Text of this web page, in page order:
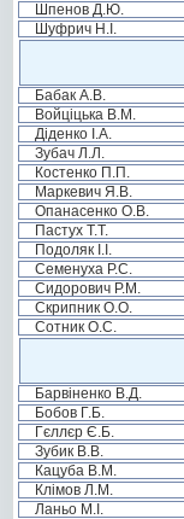
Шпенов Д.Ю.
Шуфрич Н.І.
Бабак А.В.
Войціцька В.М.
Діденко І.А.
Зубач Л.Л.
Костенко П.П.
Маркевич Я.В.
Опанасенко О.В.
Пастух Т.Т.
Подоляк І.І.
Семенуха Р.С.
Сидорович Р.М.
Скрипник О.О.
Сотник О.С.
Барвіненко В.Д.
Бобов Г.Б.
Гєллєр Є.Б.
Зубик В.В.
Кацуба В.М.
Клімов Л.М.
Ланьо М.І.